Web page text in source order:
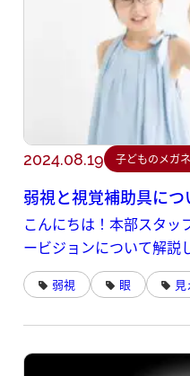
2024.08.19 子どものメガ
弱視と視覚補助具につ
こんにちは！本部スタッ
ービジョンについて解説
害となる弱視と視覚補助
す。弱視 眼